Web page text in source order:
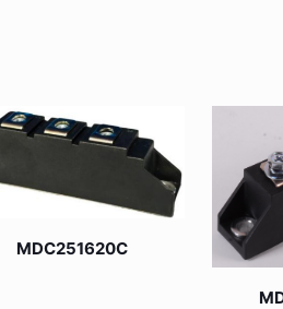
MDC251620C